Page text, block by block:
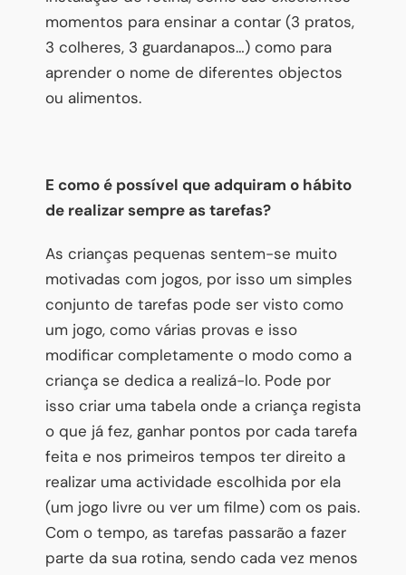
momentos para ensinar a contar (3 pratos,
3 colheres, 3 guardanapos…) como para
aprender o nome de diferentes objectos
ou alimentos.
E como é possível que adquiram o hábito
de realizar sempre as tarefas?
As crianças pequenas sentem-se muito
motivadas com jogos, por isso um simples
conjunto de tarefas pode ser visto como
um jogo, como várias provas e isso
modificar completamente o modo como a
criança se dedica a realizá-lo. Pode por
isso criar uma tabela onde a criança regista
o que já fez, ganhar pontos por cada tarefa
feita e nos primeiros tempos ter direito a
realizar uma actividade escolhida por ela
(um jogo livre ou ver um filme) com os pais.
Com o tempo, as tarefas passarão a fazer
parte da sua rotina, sendo cada vez menos